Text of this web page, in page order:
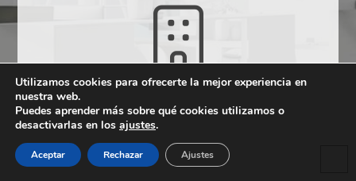
Trabaja en una oficina
Escribe a info@alfaalmeriaparaiso.com
Utilizamos cookies para ofrecerte la mejor experiencia en
nuestra web.
Puedes aprender más sobre qué cookies utilizamos o
desactivarlas en los ajustes.
Aceptar Rechazar Ajustes